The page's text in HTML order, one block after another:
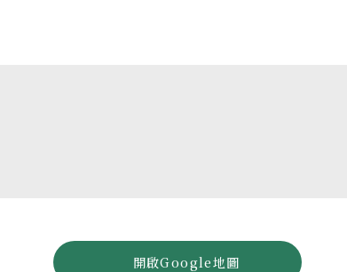
開啟Google地圖